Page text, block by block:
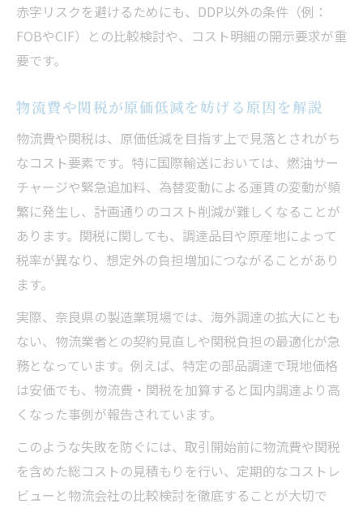
赤字リスクを避けるためにも、DDP以外の条件（例：
FOBやCIF）との比較検討や、コスト明細の開示要求が重
要です。
物流費や関税が原価低減を妨げる原因を解説
物流費や関税は、原価低減を目指す上で見落とされがち
なコスト要素です。特に国際輸送においては、燃油サー
チャージや緊急追加料、為替変動による運賃の変動が頻
繁に発生し、計画通りのコスト削減が難しくなることが
あります。関税に関しても、調達品目や原産地によって
税率が異なり、想定外の負担増加につながることがあり
ます。
実際、奈良県の製造業現場では、海外調達の拡大にとも
ない、物流業者との契約見直しや関税負担の最適化が急
務となっています。例えば、特定の部品調達で現地価格
は安価でも、物流費・関税を加算すると国内調達より高
くなった事例が報告されています。
このような失敗を防ぐには、取引開始前に物流費や関税
を含めた総コストの見積もりを行い、定期的なコストレ
ビューと物流会社の比較検討を徹底することが大切で